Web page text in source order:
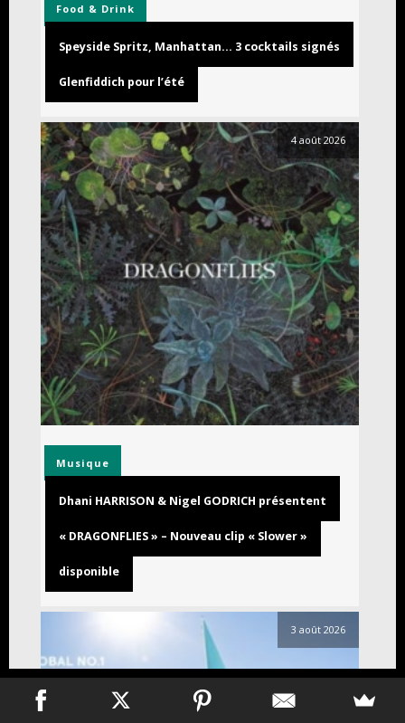
Food & Drink
Speyside Spritz, Manhattan… 3 cocktails signés
Glenfiddich pour l’été
4 août 2026
Musique
Dhani HARRISON & Nigel GODRICH présentent
« DRAGONFLIES » – Nouveau clip « Slower »
disponible
3 août 2026